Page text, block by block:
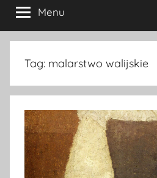
Menu
Tag: malarstwo walijskie